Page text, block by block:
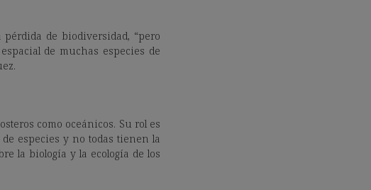
de biodiversidad, “pero
de muchas especies de
como oceánicos. Su rol es
especies y no todas tienen la
la biología y la ecología de los